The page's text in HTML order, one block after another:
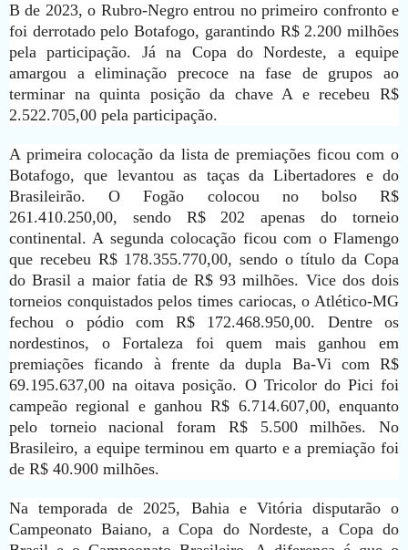
B de 2023, o Rubro-Negro entrou no primeiro confronto e
foi derrotado pelo Botafogo, garantindo R$ 2.200 milhões
pela participação. Já na Copa do Nordeste, a equipe
amargou a eliminação precoce na fase de grupos ao
terminar na quinta posição da chave A e recebeu R$
2.522.705,00 pela participação.
A primeira colocação da lista de premiações ficou com o
Botafogo, que levantou as taças da Libertadores e do
Brasileirão. O Fogão colocou no bolso R$
261.410.250,00, sendo R$ 202 apenas do torneio
continental. A segunda colocação ficou com o Flamengo
que recebeu R$ 178.355.770,00, sendo o título da Copa
do Brasil a maior fatia de R$ 93 milhões. Vice dos dois
torneios conquistados pelos times cariocas, o Atlético-MG
fechou o pódio com R$ 172.468.950,00. Dentre os
nordestinos, o Fortaleza foi quem mais ganhou em
premiações ficando à frente da dupla Ba-Vi com R$
69.195.637,00 na oitava posição. O Tricolor do Pici foi
campeão regional e ganhou R$ 6.714.607,00, enquanto
pelo torneio nacional foram R$ 5.500 milhões. No
Brasileiro, a equipe terminou em quarto e a premiação foi
de R$ 40.900 milhões.
Na temporada de 2025, Bahia e Vitória disputarão o
Campeonato Baiano, a Copa do Nordeste, a Copa do